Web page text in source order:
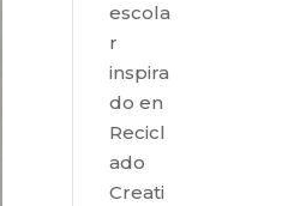
escola
r
inspira
do en
Recicl
ado
Creati